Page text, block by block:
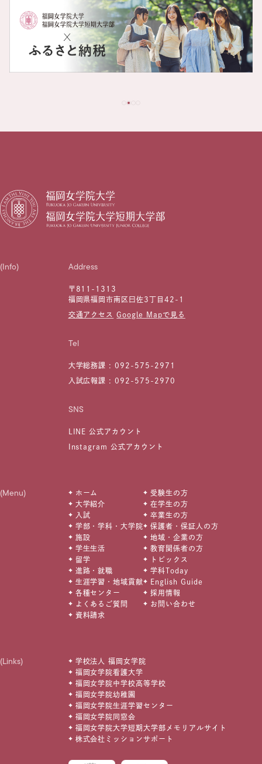
(Info) Address
〒811-1313
福岡県福岡市南区曰佐3丁目42-1
交通アクセス Google Mapで見る
Tel
大学総務課 :092-575-2971
入試広報課 :092-575-2970
SNS
LINE 公式アカウント
Instagram 公式アカウント
(Menu)
ホーム
大学紹介
入試
学部・学科・大学院
施設
学生生活
留学
進路・就職
生涯学習・地域貢献
各種センター
よくあるご質問
資料請求
受験生の方
在学生の方
卒業生の方
保護者・保証人の方
地域・企業の方
教育関係者の方
トピックス
学科Today
English Guide
採用情報
お問い合わせ
(Links)
学校法人 福岡女学院
福岡女学院看護大学
福岡女学院中学校高等学校
福岡女学院幼稚園
福岡女学院生涯学習センター
福岡女学院同窓会
福岡女学院大学短期大学部メモリアルサイト
株式会社ミッションサポート